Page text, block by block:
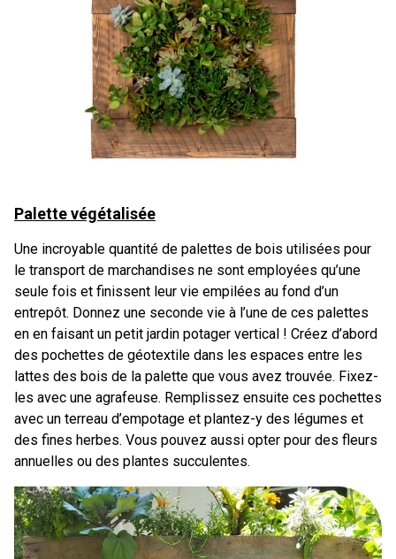
Palette végétalisée
Une incroyable quantité de palettes de bois utilisées pour
le transport de marchandises ne sont employées qu’une
seule fois et finissent leur vie empilées au fond d’un
entrepôt. Donnez une seconde vie à l’une de ces palettes
en en faisant un petit jardin potager vertical ! Créez d’abord
des pochettes de géotextile dans les espaces entre les
lattes des bois de la palette que vous avez trouvée. Fixez-
les avec une agrafeuse. Remplissez ensuite ces pochettes
avec un terreau d’empotage et plantez-y des légumes et
des fines herbes. Vous pouvez aussi opter pour des fleurs
annuelles ou des plantes succulentes.